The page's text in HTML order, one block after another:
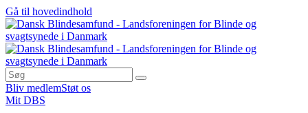
Gå til hovedindhold
Bliv medlemStøt os
Mit DBS